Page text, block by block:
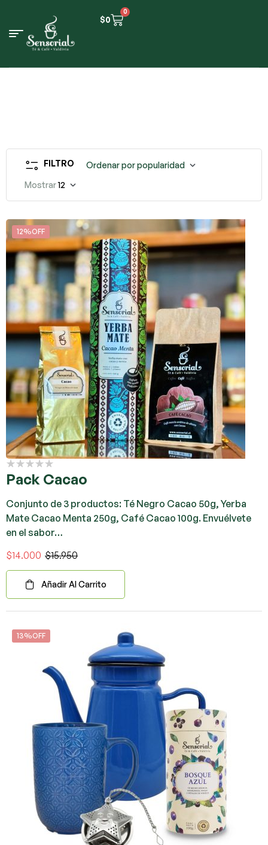
$0
0
FILTRO
Ordenar por popularidad
Mostrar12
12%OFF
Pack Cacao
Conjunto de 3 productos: Té Negro Cacao 50g, Yerba
Mate Cacao Menta 250g, Café Cacao 100g. Envuélvete
en el sabor…
$15.950
$14.000
Añadir Al Carrito
13%OFF